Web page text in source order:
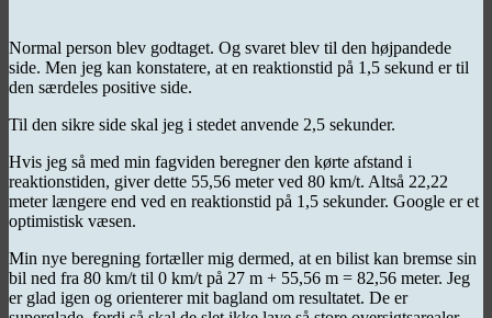
Normal person blev godtaget. Og svaret blev til den højpandede
side. Men jeg kan konstatere, at en reaktionstid på 1,5 sekund er til
den særdeles positive side.
Til den sikre side skal jeg i stedet anvende 2,5 sekunder.
Hvis jeg så med min fagviden beregner den kørte afstand i
reaktionstiden, giver dette 55,56 meter ved 80 km/t. Altså 22,22
meter længere end ved en reaktionstid på 1,5 sekunder. Google er et
optimistisk væsen.
Min nye beregning fortæller mig dermed, at en bilist kan bremse sin
bil ned fra 80 km/t til 0 km/t på 27 m + 55,56 m = 82,56 meter. Jeg
er glad igen og orienterer mit bagland om resultatet. De er